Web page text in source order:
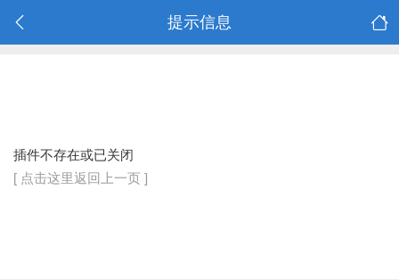
提示信息
插件不存在或已关闭
[ 点击这里返回上一页 ]